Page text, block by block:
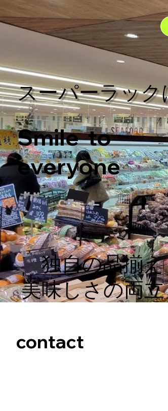
スーパーラッ
Smile to
everyone
独自の品揃
美味しさの両
contact